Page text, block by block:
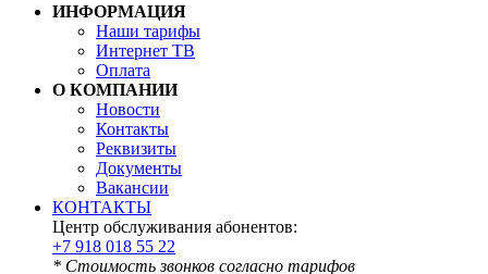
ИНФОРМАЦИЯ
Наши тарифы
Интернет ТВ
Оплата
О КОМПАНИИ
Новости
Контакты
Реквизиты
Документы
Вакансии
КОНТАКТЫ
Центр обслуживания абонентов:
+7 918 018 55 22
* Стоимость звонков согласно тарифов